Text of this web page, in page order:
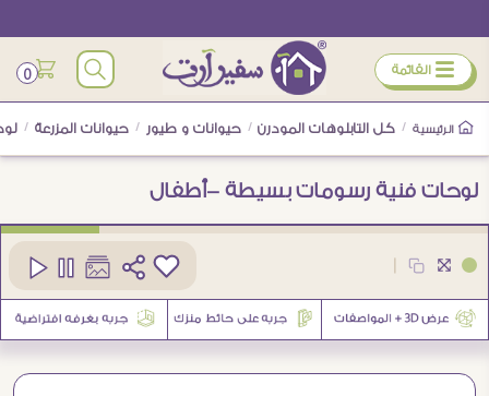
ÿ القائمة 0
الرئيسية / كل التابلوهات المودرن / حيوانات و طيور / حيوانات المزرعة /
لوحات فنية رسومات بسيطة -أطفال